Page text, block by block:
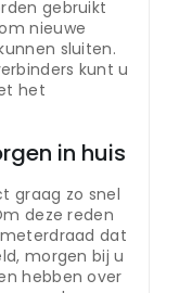
gebruikt
nieuwe
sluiten.
kunt u
het
in huis
graag zo snel
deze reden
dat
morgen bij u
hebben over